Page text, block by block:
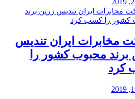
مخابرات ایران تندیس
برند محبوب کشور را
کرد